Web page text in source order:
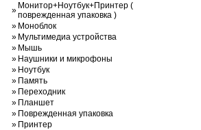
» Монитор+Ноутбук+Принтер (
поврежденная упаковка )
» Моноблок
» Мультимедиа устройства
» Мышь
» Наушники и микрофоны
» Ноутбук
» Память
» Переходник
» Планшет
» Поврежденная упаковка
» Принтер